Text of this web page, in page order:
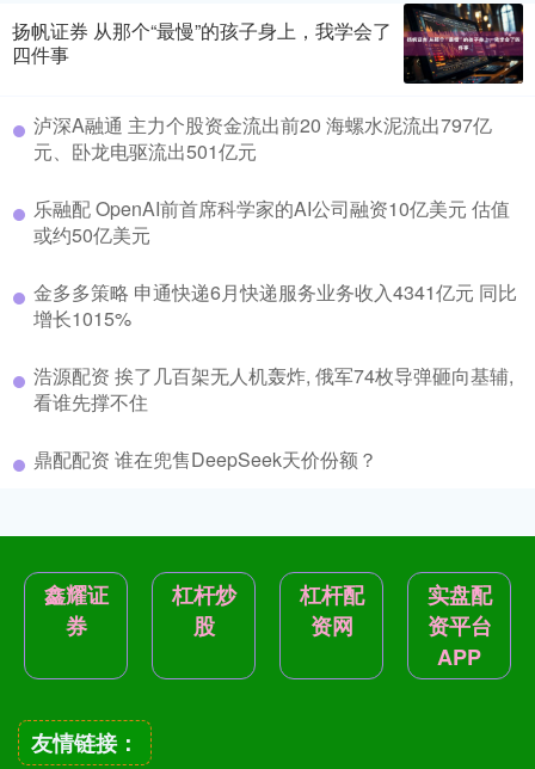
扬帆证券 从那个“最慢”的孩子身上，我学会了
四件事
泸深A融通 主力个股资金流出前20 海螺水泥流出797亿
元、卧龙电驱流出501亿元
乐融配 OpenAI前首席科学家的AI公司融资10亿美元 估值
或约50亿美元
金多多策略 申通快递6月快递服务业务收入4341亿元 同比
增长1015%
浩源配资 挨了几百架无人机轰炸, 俄军74枚导弹砸向基辅,
看谁先撑不住
鼎配配资 谁在兜售DeepSeek天价份额？
鑫耀证
券
杠杆炒
股
杠杆配
资网
实盘配
资平台
APP
友情链接：